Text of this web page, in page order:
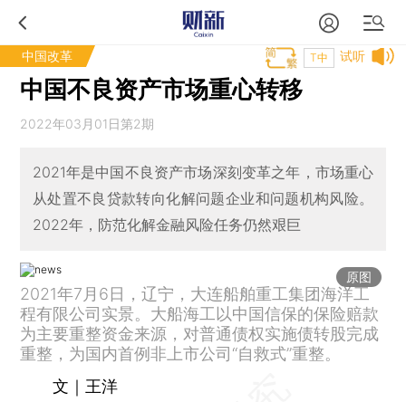
中国改革 试听
T中
中国不良资产市场重心转移
2022年03月01日第2期
2021年是中国不良资产市场深刻变革之年，市场重心
从处置不良贷款转向化解问题企业和问题机构风险。
2022年，防范化解金融风险任务仍然艰巨
原图
2021年7月6日，辽宁，大连船舶重工集团海洋工
程有限公司实景。大船海工以中国信保的保险赔款
为主要重整资金来源，对普通债权实施债转股完成
重整，为国内首例非上市公司“自救式”重整。
文｜王洋